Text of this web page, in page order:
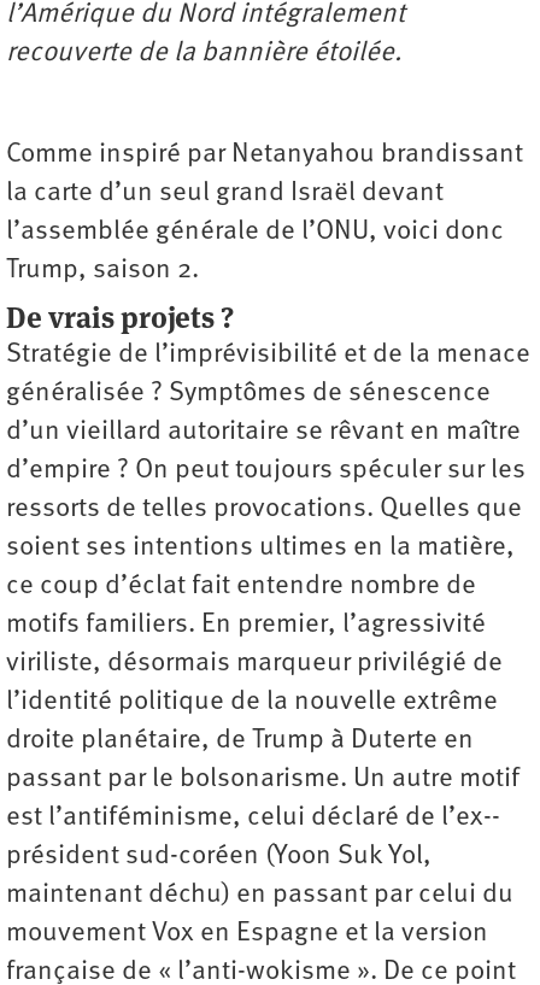
l’Amérique du Nord intégralement
recouverte de la bannière étoilée.
Comme inspiré par Netanyahou brandissant
la carte d’un seul grand Israël devant
l’assemblée générale de l’ONU, voici donc
Trump, saison 2.
De vrais projets ?
Stratégie de l’imprévisibilité et de la menace
généralisée ? Symptômes de sénescence
d’un vieillard autoritaire se rêvant en maître
d’empire ? On peut toujours spéculer sur les
ressorts de telles provocations. Quelles que
soient ses intentions ultimes en la matière,
ce coup d’éclat fait entendre nombre de
motifs familiers. En premier, l’agressivité
viriliste, désormais marqueur privilégié de
l’identité politique de la nouvelle extrême
droite planétaire, de Trump à Duterte en
passant par le bolsonarisme. Un autre motif
est l’antiféminisme, celui déclaré de l’ex-­
président sud-coréen (Yoon Suk Yol,
maintenant déchu) en passant par celui du
mouvement Vox en Espagne et la version
française de « l’anti-wokisme ». De ce point